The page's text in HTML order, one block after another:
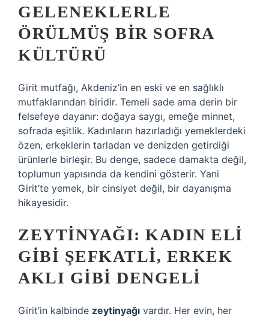
GELENEKLERLE
ÖRÜLMÜŞ BIR SOFRA
KÜLTÜRÜ
Girit mutfağı, Akdeniz’in en eski ve en sağlıklı
mutfaklarından biridir. Temeli sade ama derin bir
felsefeye dayanır: doğaya saygı, emeğe minnet,
sofrada eşitlik. Kadınların hazırladığı yemeklerdeki
özen, erkeklerin tarladan ve denizden getirdiği
ürünlerle birleşir. Bu denge, sadece damakta değil,
toplumun yapısında da kendini gösterir. Yani
Girit’te yemek, bir cinsiyet değil, bir dayanışma
hikayesidir.
ZEYTINYAĞI: KADIN ELI
GIBI ŞEFKATLI, ERKEK
AKLI GIBI DENGELI
Girit’in kalbinde zeytinyağı vardır. Her evin, her